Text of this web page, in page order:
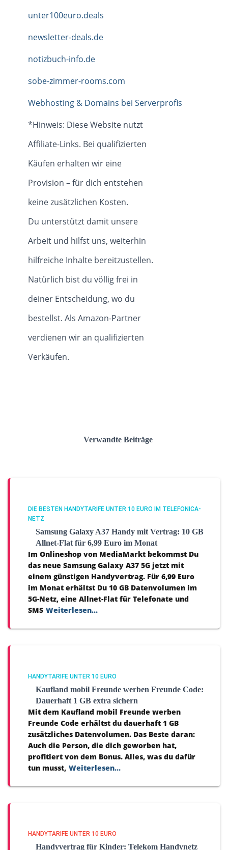
unter100euro.deals
newsletter-deals.de
notizbuch-info.de
sobe-zimmer-rooms.com
Webhosting & Domains bei Serverprofis
*Hinweis: Diese Website nutzt
Affiliate-Links. Bei qualifizierten
Käufen erhalten wir eine
Provision – für dich entstehen
keine zusätzlichen Kosten.
Du unterstützt damit unsere
Arbeit und hilfst uns, weiterhin
hilfreiche Inhalte bereitzustellen.
Natürlich bist du völlig frei in
deiner Entscheidung, wo du
bestellst. Als Amazon-Partner
verdienen wir an qualifizierten
Verkäufen.
Verwandte Beiträge
DIE BESTEN HANDYTARIFE UNTER 10 EURO IM TELEFONICA-
NETZ
Samsung Galaxy A37 Handy mit Vertrag: 10 GB
Allnet-Flat für 6,99 Euro im Monat
Im Onlineshop von MediaMarkt bekommst Du
das neue Samsung Galaxy A37 5G jetzt mit
einem günstigen Handyvertrag. Für 6,99 Euro
im Monat erhältst Du 10 GB Datenvolumen im
5G-Netz, eine Allnet-Flat für Telefonate und
SMS Weiterlesen…
HANDYTARIFE UNTER 10 EURO
Kaufland mobil Freunde werben Freunde Code:
Dauerhaft 1 GB extra sichern
Mit dem Kaufland mobil Freunde werben
Freunde Code erhältst du dauerhaft 1 GB
zusätzliches Datenvolumen. Das Beste daran:
Auch die Person, die dich geworben hat,
profitiert von dem Bonus. Alles, was du dafür
tun musst, Weiterlesen…
HANDYTARIFE UNTER 10 EURO
Handyvertrag für Kinder: Telekom Handynetz